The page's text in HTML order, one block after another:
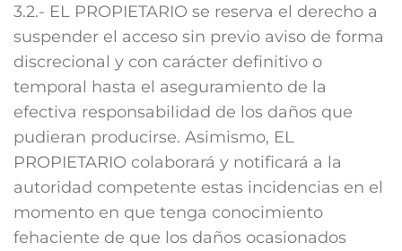
3.2.- EL PROPIETARIO se reserva el derecho a
suspender el acceso sin previo aviso de forma
discrecional y con carácter definitivo o
temporal hasta el aseguramiento de la
efectiva responsabilidad de los daños que
pudieran producirse. Asimismo, EL
PROPIETARIO colaborará y notificará a la
autoridad competente estas incidencias en el
momento en que tenga conocimiento
fehaciente de que los daños ocasionados